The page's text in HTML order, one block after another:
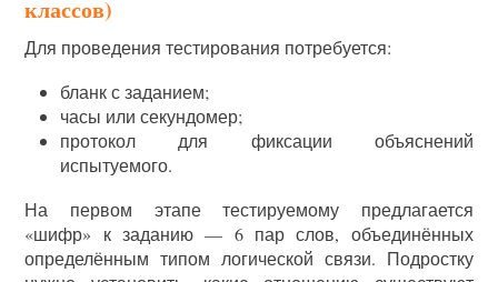
классов)
Для проведения тестирования потребуется:
бланк с заданием;
часы или секундомер;
протокол для фиксации объяснений
испытуемого.
На первом этапе тестируемому предлагается
«шифр» к заданию — 6 пар слов, объединённых
определённым типом логической связи. Подростку